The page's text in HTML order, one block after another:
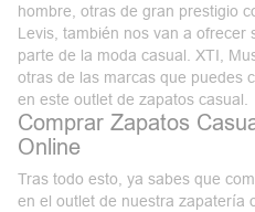
hombre, otras de gran prestigio
Levis, también nos van a ofrecer
parte de la moda casual. XTI,
otras de las marcas que puedes
en este outlet de zapatos casual.
Comprar Zapatos
Online
Tras todo esto, ya sabes que
en el outlet de nuestra zapatería